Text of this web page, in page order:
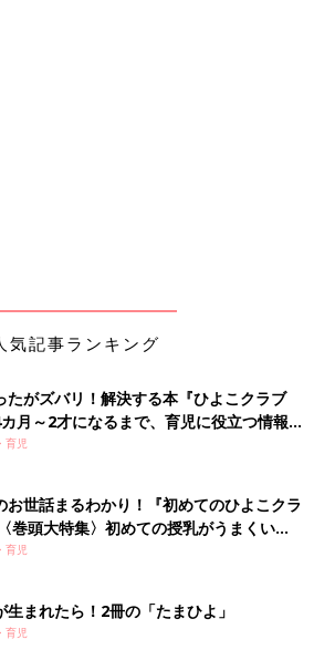
気記事ランキング
たがズバリ！解決する本『ひよこクラブ
月～2才になるまで、育児に役立つ情報が
育児
お世話まるわかり！『初めてのひよこクラ
巻頭大特集〉初めての授乳がうまくい
い・ミルクの基本と夏のトラブル 解決テ
育児
生まれたら！2冊の「たまひよ」
育児